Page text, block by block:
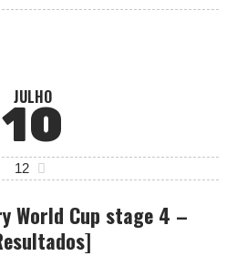
JULHO
10
12
World Cup stage 4 –